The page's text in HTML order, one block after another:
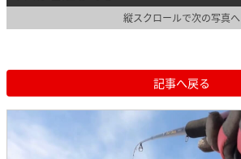
縦スクロールで次の写真へ
記事へ戻る